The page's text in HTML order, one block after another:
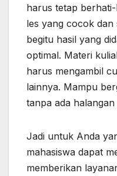
harus tetap
les yang cocok dan
begitu hasil yang
optimal. Materi
harus mengambil
lainnya. Mampu
tanpa ada
Jadi untuk Anda
mahasiswa dapat
memberikan